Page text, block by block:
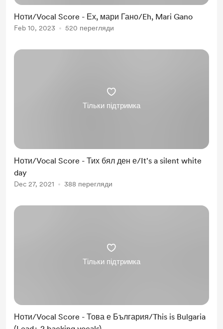
Ноти/Vocal Score - Ех, мари Гано/Eh, Mari Gano
Feb 10, 2023 520 перегляди
Тільки підтримка
Ноти/Vocal Score - Тих бял ден е/It's a silent white
day
Dec 27, 2021 388 перегляди
Тільки підтримка
Ноти/Vocal Score - Това е България/This is Bulgaria